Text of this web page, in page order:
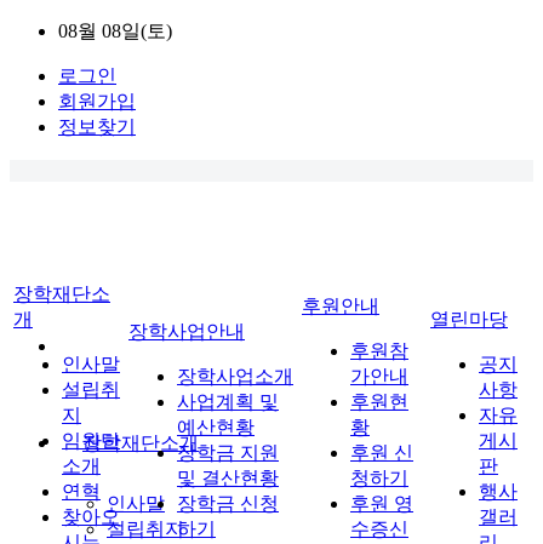
08월 08일(토)
로그인
회원가입
정보찾기
장학재단소개
인사말
설립취지
장학재단소
개
인사말
설립취
지
임원단
소개
연혁
찾아오
장학사업안내
장학사업소개
사업계획 및
예산현황
장학금 지원
및 결산현황
장학금 신청
하기
후원안내
후원참
가안내
후원현
황
후원 신
청하기
후원 영
수증신
열린마당
공지
사항
자유
게시
판
행사
갤러